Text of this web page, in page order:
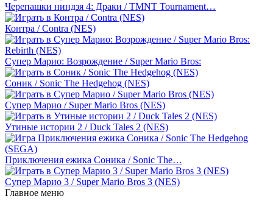
Черепашки ниндзя 4: Драки / TMNT Tournament…
Контра / Contra (NES)
Супер Марио: Возрождение / Super Mario Bros:
Соник / Sonic The Hedgehog (NES)
Супер Марио / Super Mario Bros (NES)
Утиные истории 2 / Duck Tales 2 (NES)
Приключения ежика Соника / Sonic The…
Супер Марио 3 / Super Mario Bros 3 (NES)
Главное меню